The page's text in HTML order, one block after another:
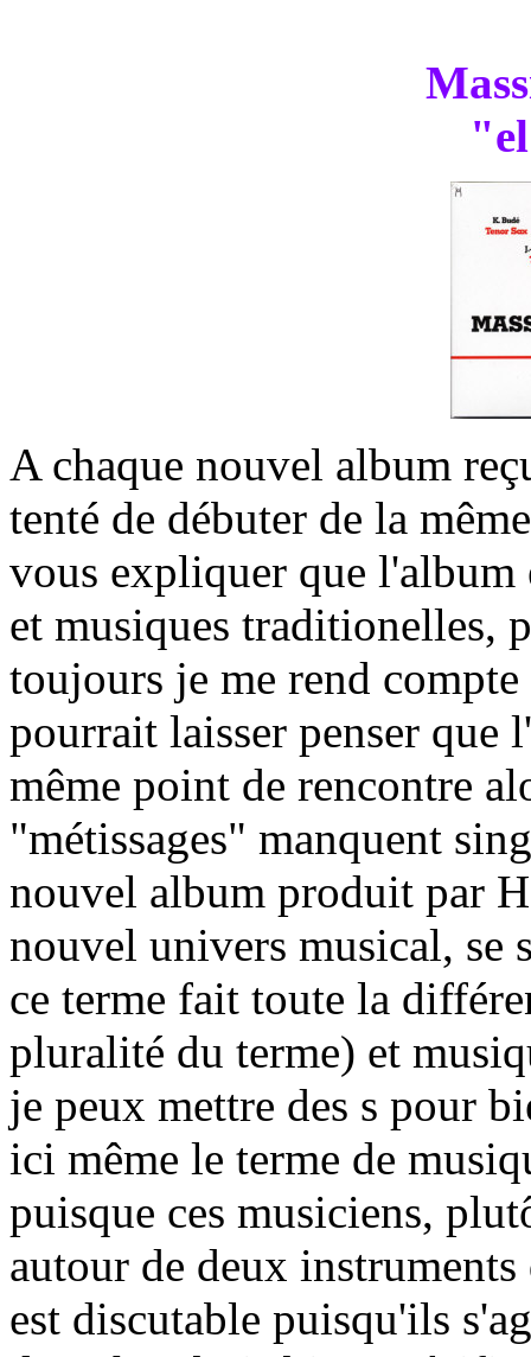
A chaque nouvel album
tenté de débuter de la
vous expliquer que l'album
et musiques traditionelles,
toujours je me rend
pourrait laisser penser que
même point de rencontre
"métissages" manquent
nouvel album produit par
nouvel univers musical, se
ce terme fait toute la
pluralité du terme) et
je peux mettre des s pour
ici même le terme de
puisque ces musiciens,
autour de deux
est discutable puisqu'ils